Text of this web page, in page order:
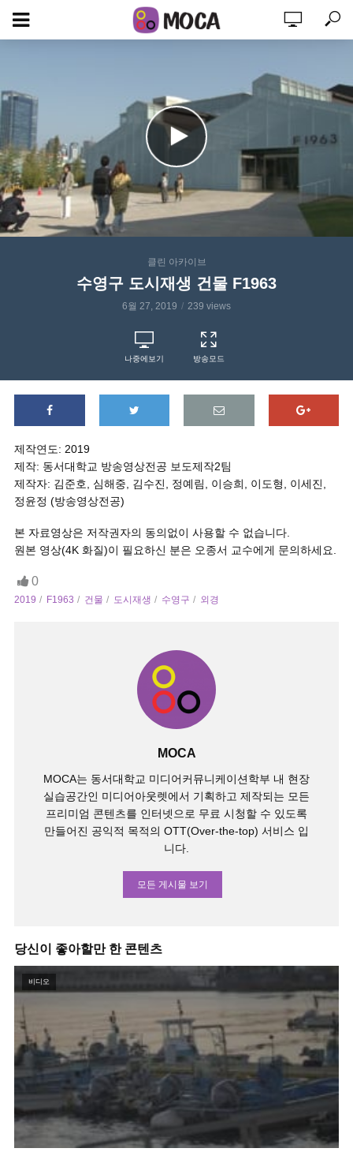
클린 아카이브
수영구 도시재생 건물 F1963
6월 27, 2019 239 views
나중에보기 방송모드
제작연도: 2019
제작: 동서대학교 방송영상전공 보도제작2팀
제작자: 김준호, 심해중, 김수진, 정예림, 이승희, 이도형, 이세진,
정윤정 (방송영상전공)
본 자료영상은 저작권자의 동의없이 사용할 수 없습니다.
원본 영상(4K 화질)이 필요하신 분은 오종서 교수에게 문의하세요.
0
2019 F1963 건물 도시재생 수영구 외경
MOCA
MOCA는 동서대학교 미디어커뮤니케이션학부 내 현장
실습공간인 미디어아웃렛에서 기획하고 제작되는 모든
프리미엄 콘텐츠를 인터넷으로 무료 시청할 수 있도록
만들어진 공익적 목적의 OTT(Over-the-top) 서비스 입
니다.
모든 게시물 보기
당신이 좋아할만 한 콘텐츠
비디오